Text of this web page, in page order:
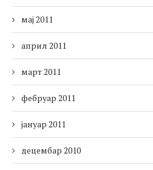
мај 2011
април 2011
март 2011
фебруар 2011
јануар 2011
децембар 2010